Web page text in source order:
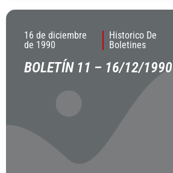
16 de diciembre
de 1990
Historico De
Boletines
BOLETÍN 11 – 16/12/1990